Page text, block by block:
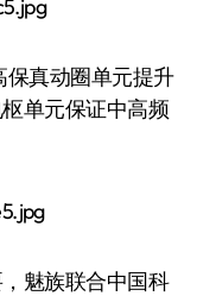
保真动圈单元提升
单元保证中高频
魅族联合中国科